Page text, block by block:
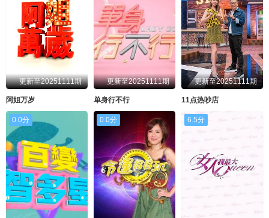
更新至20251111期
阿姐万岁
更新至20251111期
单身行不行
更新至20251111期
11点热吵店
0.0分 0.0分 6.5分